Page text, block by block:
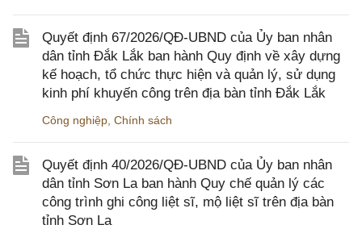
Quyết định 67/2026/QĐ-UBND của Ủy ban nhân
dân tỉnh Đắk Lắk ban hành Quy định về xây dựng
kế hoạch, tổ chức thực hiện và quản lý, sử dụng
kinh phí khuyến công trên địa bàn tỉnh Đắk Lắk
Công nghiệp Chính sách
Quyết định 40/2026/QĐ-UBND của Ủy ban nhân
dân tỉnh Sơn La ban hành Quy chế quản lý các
công trình ghi công liệt sĩ, mộ liệt sĩ trên địa bàn
tỉnh Sơn La